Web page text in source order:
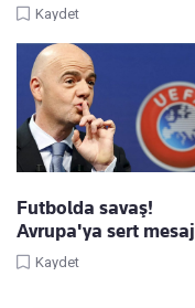
Kaydet
Futbolda savaş!
Avrupa'ya sert mesaj
Kaydet